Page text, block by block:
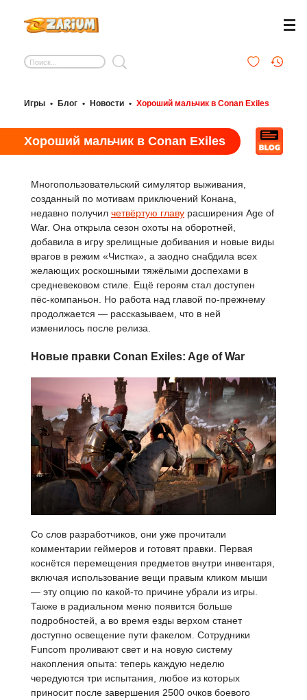
Игры • Блог • Новости • Хороший мальчик в Conan Exiles
Хороший мальчик в Conan Exiles
Многопользовательский симулятор выживания,
созданный по мотивам приключений Конана,
недавно получил четвёртую главу расширения Age of
War. Она открыла сезон охоты на оборотней,
добавила в игру зрелищные добивания и новые виды
врагов в режим «Чистка», а заодно снабдила всех
желающих роскошными тяжёлыми доспехами в
средневековом стиле. Ещё героям стал доступен
пёс-компаньон. Но работа над главой по-прежнему
продолжается — рассказываем, что в ней
изменилось после релиза.
Новые правки Conan Exiles: Age of War
Со слов разработчиков, они уже прочитали
комментарии геймеров и готовят правки. Первая
коснётся перемещения предметов внутри инвентаря,
включая использование вещи правым кликом мыши
— эту опцию по какой-то причине убрали из игры.
Также в радиальном меню появится больше
подробностей, а во время езды верхом станет
доступно освещение пути факелом. Сотрудники
Funcom проливают свет и на новую систему
накопления опыта: теперь каждую неделю
чередуются три испытания, любое из которых
приносит после завершения 2500 очков боевого